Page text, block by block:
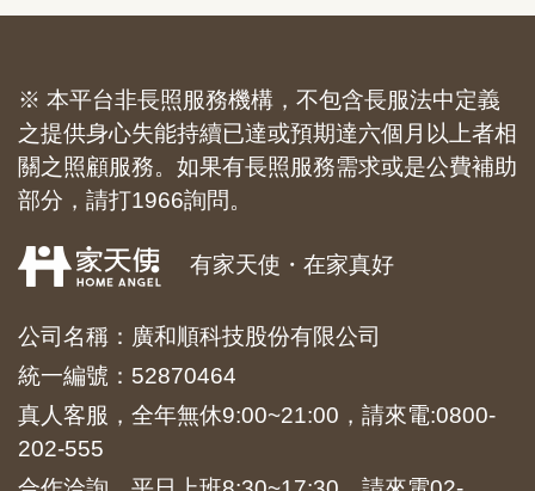
※ 本平台非長照服務機構，不包含長服法中定義
之提供身心失能持續已達或預期達六個月以上者相
關之照顧服務。如果有長照服務需求或是公費補助
部分，請打1966詢問。
有家天使・在家真好
公司名稱：廣和順科技股份有限公司
統一編號：52870464
真人客服，全年無休9:00~21:00，請來電:0800-
202-555